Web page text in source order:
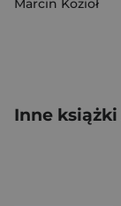
Marcin Kozioł
Inne książki